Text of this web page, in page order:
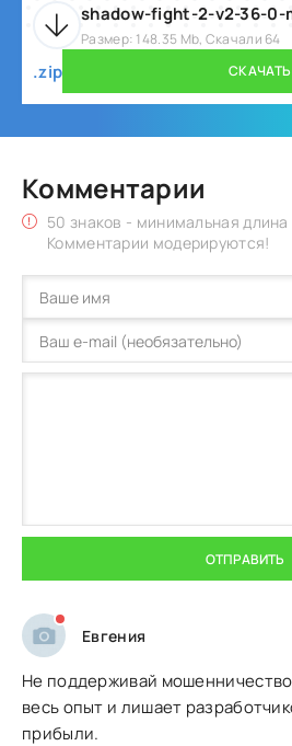
shadow-fight-2-v2-36-0-
Размер: 148.35 Mb, Скачали 64
.zip СКАЧАТЬ
Комментарии
50 знаков - минимальная
Комментарии модерируются!
ОТПРАВИТЬ
Евгения
Не поддерживай
весь опыт и лишает
прибыли.